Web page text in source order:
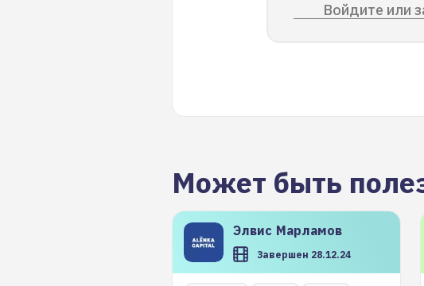
Войдите или
Может быть
Элвис Марламов
Завершен 28.12.24